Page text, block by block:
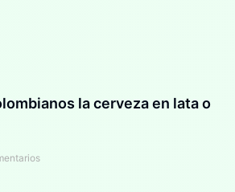
la cerveza en lata o